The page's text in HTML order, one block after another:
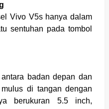
Vivo V5s hanya dalam
sentuhan pada tombol
badan depan dan
di tangan dengan
berukuran 5.5 inch,